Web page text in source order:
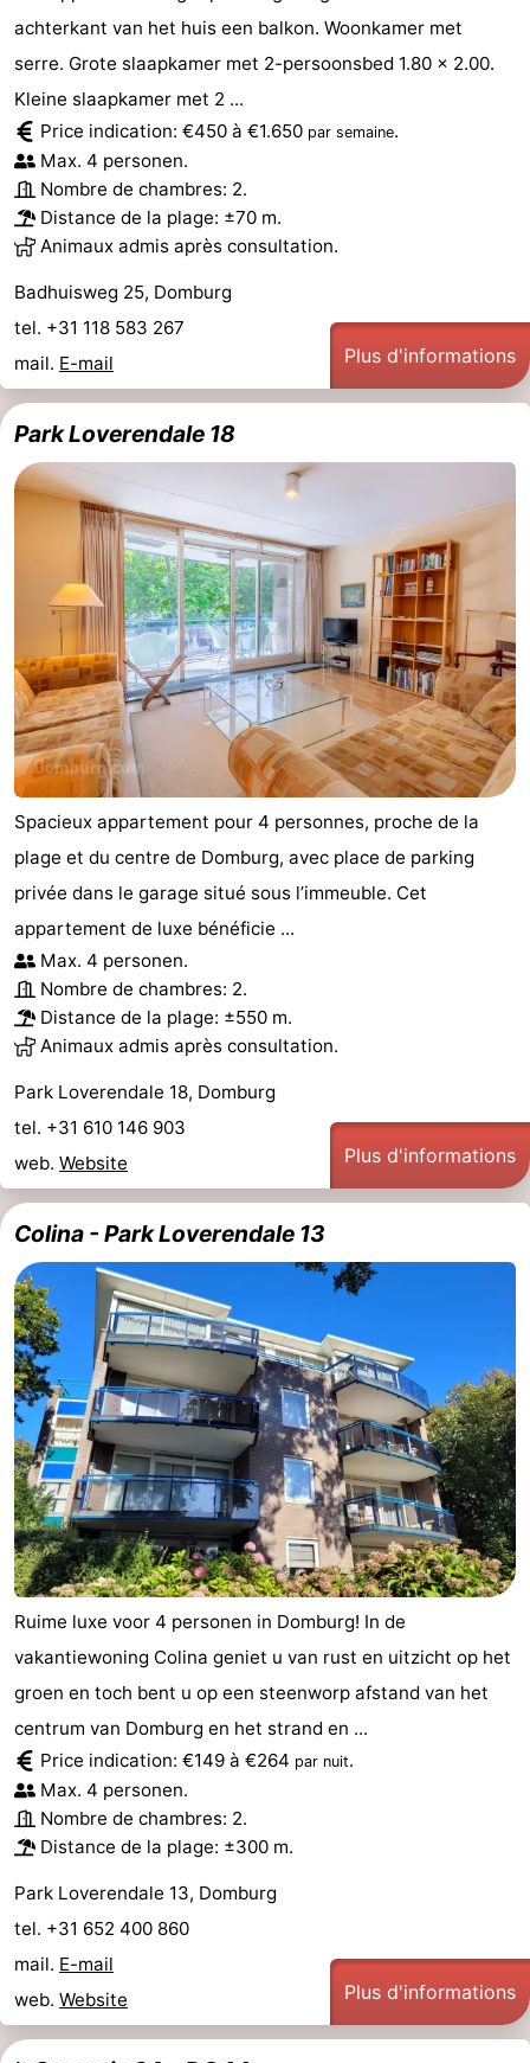
Zwin
achterkant van het huis een balkon. Woonkamer met
serre. Grote slaapkamer met 2-persoonsbed 1.80 x 2.00.
Kleine slaapkamer met 2 ...
Price indication: €450 à €1.650 par semaine.
Max. 4 personen.
Nombre de chambres: 2.
Distance de la plage: ±70 m.
Animaux admis après consultation.
Badhuisweg 25, Domburg
tel. +31 118 583 267
mail. E-mail Plus d'informations
Park Loverendale 18
Spacieux appartement pour 4 personnes, proche de la
plage et du centre de Domburg, avec place de parking
privée dans le garage situé sous l’immeuble. Cet
appartement de luxe bénéficie ...
Max. 4 personen.
Nombre de chambres: 2.
Distance de la plage: ±550 m.
Animaux admis après consultation.
Park Loverendale 18, Domburg
tel. +31 610 146 903
web. Website Plus d'informations
Colina - Park Loverendale 13
Ruime luxe voor 4 personen in Domburg! In de
vakantiewoning Colina geniet u van rust en uitzicht op het
groen en toch bent u op een steenworp afstand van het
centrum van Domburg en het strand en ...
Price indication: €149 à €264 par nuit.
Max. 4 personen.
Nombre de chambres: 2.
Distance de la plage: ±300 m.
Park Loverendale 13, Domburg
tel. +31 652 400 860
mail. E-mail
web. Website Plus d'informations